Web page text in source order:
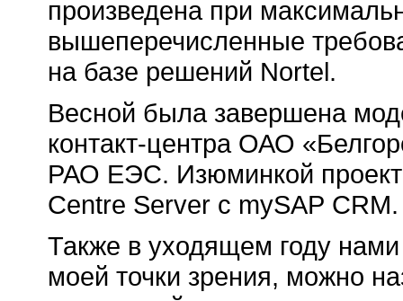
произведена при
вышеперечисленные
на базе решений Nortel.
Весной была завершена
контакт-центраОАО
РАО ЕЭС. Изюминкой
Centre Server с mySAP CRM.
Также в уходящем году
моей точки зрения, можно